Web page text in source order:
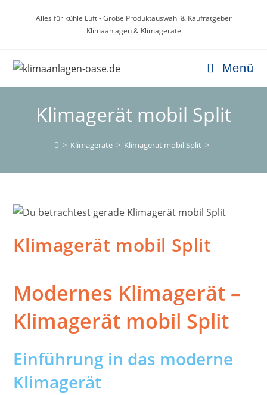
Alles für kühle Luft - Große Produktauswahl & Kaufratgeber
Klimaanlagen & Klimageräte
Menü
Klimagerät mobil Split
> Klimageräte > Klimagerät mobil Split >
Klimagerät mobil Split
Modernes Klimagerät –
Klimagerät mobil Split
Einführung in das moderne
Klimagerät